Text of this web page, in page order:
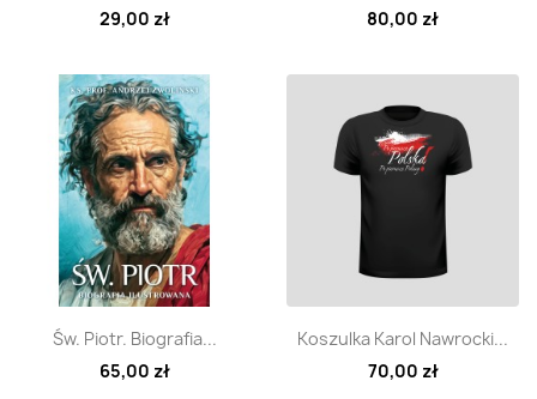
29,00 zł
80,00 zł
 Szybki podgląd
Św. Piotr. Biografia...
65,00 zł
Szybki podgląd
Koszulka Karol Nawrocki...
70,00 zł